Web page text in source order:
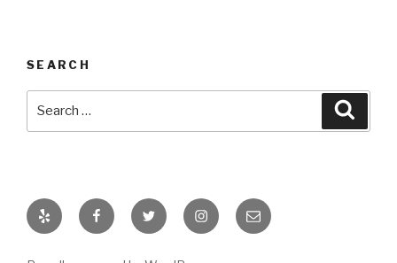
SEARCH
Yelp FacebookTwitter InstagramEmail